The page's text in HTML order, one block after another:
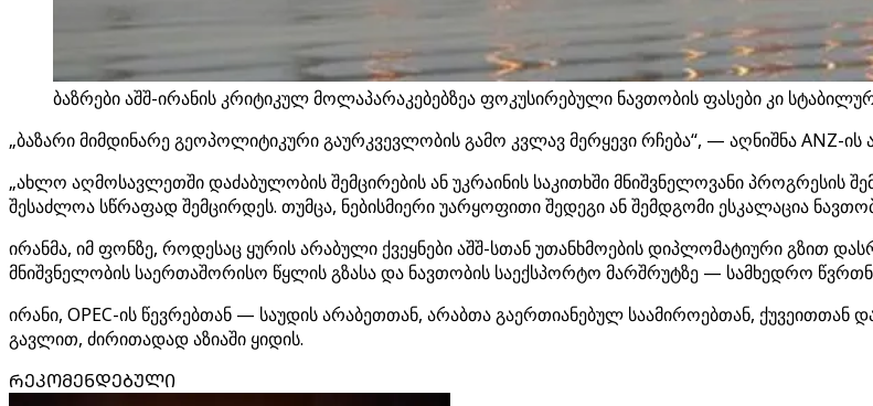
ბაზრები აშშ-ირანის კრიტიკულ მოლაპარაკებებზეა ფოკუსირებული ნავთობის ფასები კი
„ბაზარი მიმდინარე გეოპოლიტიკური გაურკვევლობის გამო კვლავ მერყევი რჩება“, — აღნიშნა ANZ-ის
„ახლო აღმოსავლეთში დაძაბულობის შემცირების ან უკრაინის საკითხში მნიშვნელოვანი პროგრესის
შესაძლოა სწრაფად შემცირდეს. თუმცა, ნებისმიერი უარყოფითი შედეგი ან შემდგომი ესკალაცია
ირანმა, იმ ფონზე, როდესაც ყურის არაბული ქვეყნები აშშ-სთან უთანხმოების დიპლომატიური გზით
მნიშვნელობის საერთაშორისო წყლის გზასა და ნავთობის საექსპორტო მარშრუტზე — სამხედრო
ირანი, OPEC-ის წევრებთან — საუდის არაბეთთან, არაბთა გაერთიანებულ საამიროებთან,
გავლით, ძირითადად აზიაში ყიდის.
ᲠᲔᲙᲝᲛᲔᲜᲓᲔᲑᲣᲚᲘ